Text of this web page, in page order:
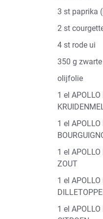
3 st paprika
2 st
4 st rode ui
350 g
olijfolie
1 el APOLLO
1 el APOLLO
1 el APOLLO
ZOUT
1 el APOLLO
1 el APOLLO